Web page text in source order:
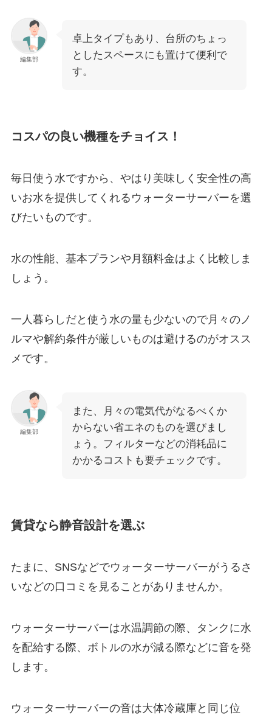
編集部
卓上タイプもあり、台所のちょっ
としたスペースにも置けて便利で
す。
コスパの良い機種をチョイス！
毎日使う水ですから、やはり美味しく安全性の高
いお水を提供してくれるウォーターサーバーを選
びたいものです。
水の性能、 基本プランや月額料金はよく比較しま
しょう。
一人暮らしだと使う水の量も少ないので月々のノ
ルマや解約条件が厳しいものは避けるのがオスス
メです。
編集部
また、月々の電気代がなるべくか
からない省エネのものを選びまし
ょう。フィルターなどの消耗品に
かかるコストも要チェックです。
賃貸なら静音設計を選ぶ
たまに、SNSなどでウォーターサーバーがうるさ
いなどの口コミを見ることがありませんか。
ウォーターサーバーは水温調節の際、タンクに水
を配給する際、ボトルの水が減る際などに音を発
します。
ウォーターサーバーの音は大体冷蔵庫と同じ位